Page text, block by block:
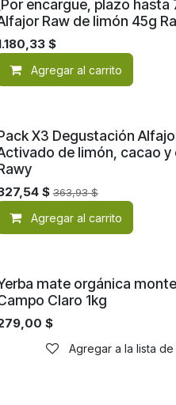
deseos
¡Nuevo!
[Por encargue, plazo hasta
Raw de limón 45g
$
Agregar al carrito
deseos
¡Nuevo!X3 Degustación
de limón, cacao y
$ 363,93$
Agregar al carrito
¡Nuevo! mate orgánica
Claro 1kg
$
Agregar a la lista